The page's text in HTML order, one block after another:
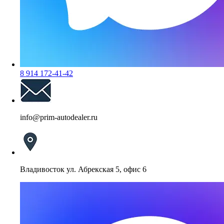
8 914 172-41-42
info@prim-autodealer.ru
Владивосток ул. Абрекская 5, офис 6